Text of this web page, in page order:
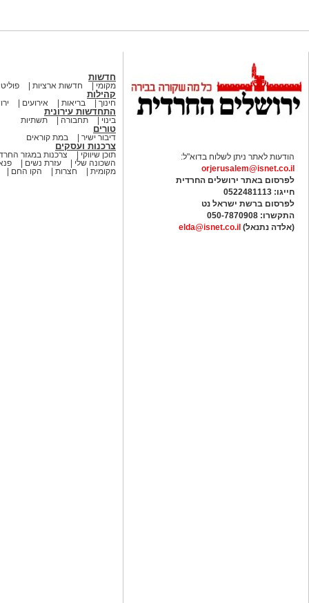
הודעות לאתר ניתן לשלוח בדוא"ל:
orjerusalem@isnet.co.il
לפרסום באתר ירושלים החרדית
חייגו: 0522481113
לפרסום ברשת ישראל נט
התקשרו: 050-7870908
(אלדה נתנאל) elda@isnet.co.il
חדשות
מקומי חדשות ארציות
קהילות
חינוך בריאות אירועים
התחדשות עירונית
בינוי תחבורה תשתיות
טורים
דיבור ישיר במת קוראים
צרכנות ועסקים
תוכן שיווקי
צרכנות במגזר
השכונה שלי
עזרת נשים
מקומית
חצרות הקו החם